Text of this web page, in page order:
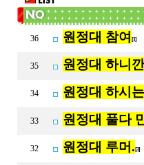
36 원정대 참여 [1]
35 원정대 하니
34 원정대 하시
33 원정대 풀다
32 원정대 루머. [3]